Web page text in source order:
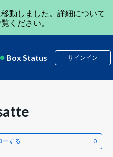
移動しました。詳細について
ください。
Box Status サインイン
ーする